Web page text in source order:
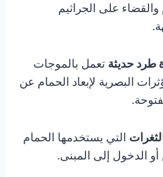
على الجراثيم
طرد حديثة تعمل بالموجات
البصرية لإبعاد الحمام عن
التي يستخدمها الحمام
أو الدخول إلى المبنى.